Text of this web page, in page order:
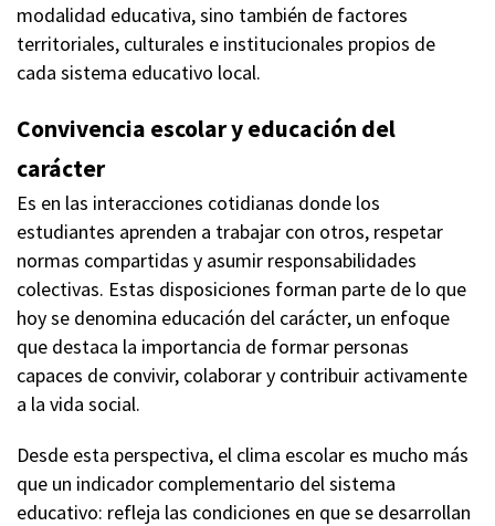
modalidad educativa, sino también de factores
territoriales, culturales e institucionales propios de
cada sistema educativo local.
Convivencia escolar y educación del
carácter
Es en las interacciones cotidianas donde los
estudiantes aprenden a trabajar con otros, respetar
normas compartidas y asumir responsabilidades
colectivas. Estas disposiciones forman parte de lo que
hoy se denomina educación del carácter, un enfoque
que destaca la importancia de formar personas
capaces de convivir, colaborar y contribuir activamente
a la vida social.
Desde esta perspectiva, el clima escolar es mucho más
que un indicador complementario del sistema
educativo: refleja las condiciones en que se desarrollan